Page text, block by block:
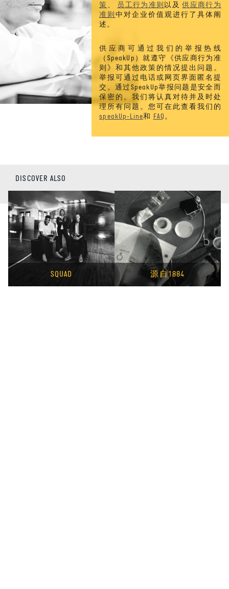
策 、 员工行为准则 以及供应商行为
准则中对企业价值观进行了具体阐
述。
供应商可通过我们的举报热线
（SpeakUp）就遵守《供应商行为准
则》和其他政策的情况提出问题。
举报可通过电话或网页界面匿名提
交。通过SpeakUp举报问题是安全而
保密的。我们将认真对待并及时处
理所有问题。您可在此查看我们的
speakUp-Line和 FAQ。
DISCOVER ALSO
SQUAD 源自1884